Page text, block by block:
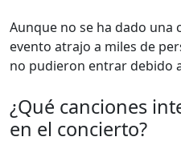
Aunque no se ha dado una
evento atrajo a miles de
no pudieron entrar debido
¿Qué canciones
en el concierto?